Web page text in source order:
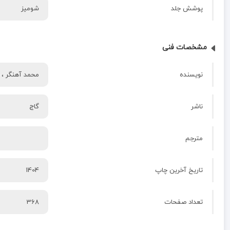
پوشش جلد شومیز
مشخصات فنی
نویسنده محمد آهنگر
ناشر گاج
مترجم
تاریخ آخرین چاپ 1404
تعداد صفحات 368